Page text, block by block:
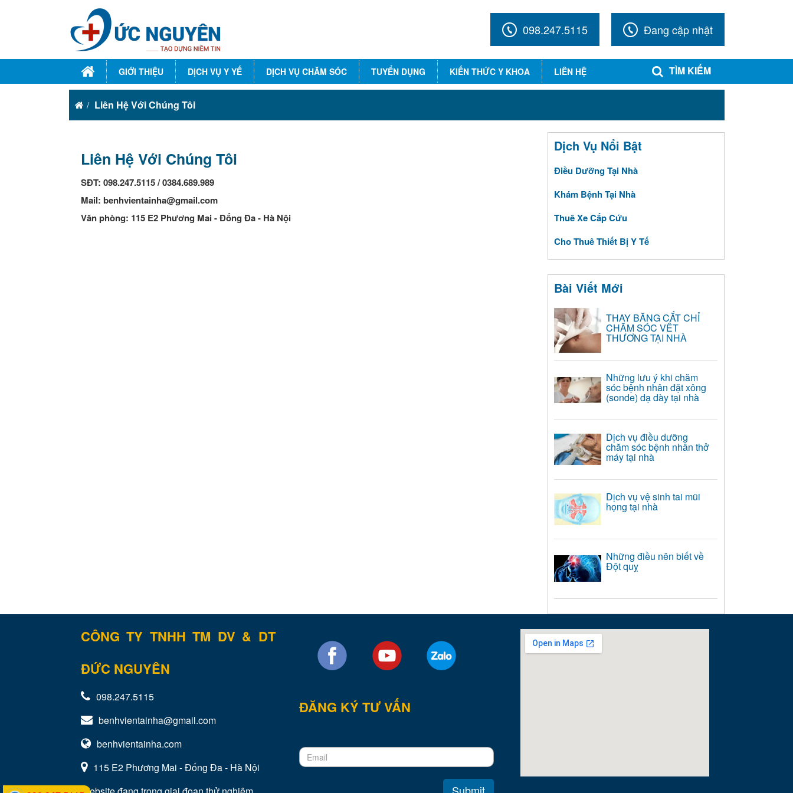
098.247.5115 Đang cập nhật
GIỚI THIỆU DỊCH VỤ Y YẾ DỊCH VỤ CHĂM SÓC TUYỂN DỤNG KIẾN THỨC Y KHOA LIÊN HỆ TÌM KIẾM
Liên Hệ Với Chúng Tôi
Liên Hệ Với Chúng Tôi
SĐT: 098.247.5115 / 0384.689.989
Mail: benhvientainha@gmail.com
Văn phòng: 115 E2 Phương Mai - Đống Đa - Hà Nội
Dịch Vụ Nổi Bật
Điều Dưỡng Tại Nhà
Khám Bệnh Tại Nhà
Thuê Xe Cấp Cứu
Cho Thuê Thiết Bị Y Tế
Bài Viết Mới
THAY BĂNG CẮT CHỈ
CHĂM SÓC VẾT
THƯƠNG TẠI NHÀ
Những lưu ý khi chăm
sóc bệnh nhân đặt xông
(sonde) dạ dày tại nhà
Dịch vụ điều dưỡng
chăm sóc bệnh nhân thở
máy tại nhà
Dịch vụ vệ sinh tai mũi
họng tại nhà
Những điều nên biết về
Đột quỵ
CÔNG TY TNHH TM DV & DT
ĐỨC NGUYÊN
098.247.5115
benhvientainha@gmail.com
benhvientainha.com
115 E2 Phương Mai - Đống Đa - Hà Nội
ĐĂNG KÝ TƯ VẤN